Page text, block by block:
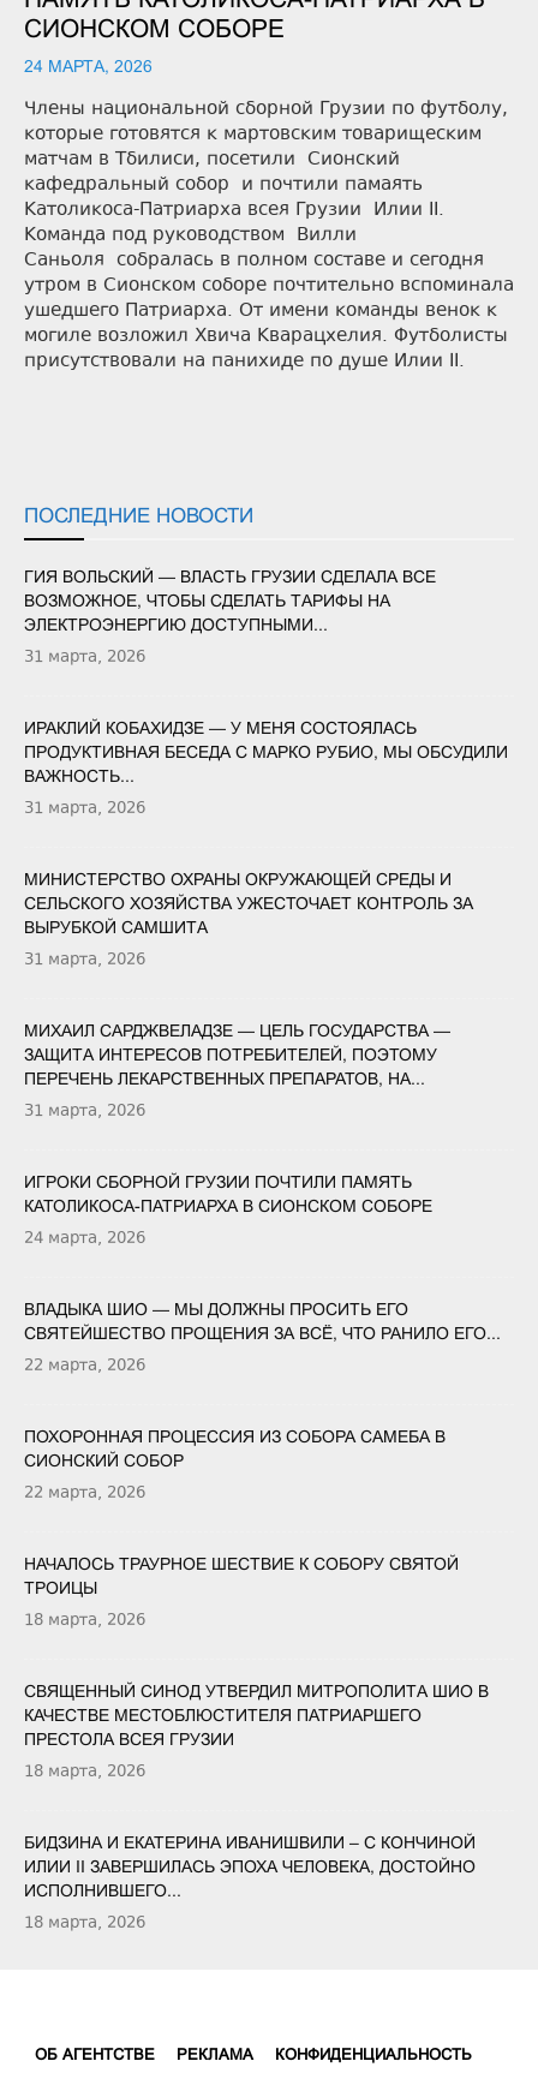
СИОНСКОМ СОБОРЕ
24 МАРТА, 2026
Члены национальной сборной Грузии по футболу,
которые готовятся к мартовским товарищеским
матчам в Тбилиси, посетили Сионский
кафедральный собор и почтили памаять
Католикоса-Патриарха всея Грузии Илии II.
Команда под руководством Вилли
Саньоля собралась в полном составе и сегодня
утром в Сионском соборе почтительно вспоминала
ушедшего Патриарха. От имени команды венок к
могиле возложил Хвича Кварацхелия. Футболисты
присутствовали на панихиде по душе Илии II.
ПОСЛЕДНИЕ НОВОСТИ
ГИЯ ВОЛЬСКИЙ — ВЛАСТЬ ГРУЗИИ СДЕЛАЛА ВСЕ
ВОЗМОЖНОЕ, ЧТОБЫ СДЕЛАТЬ ТАРИФЫ НА
ЭЛЕКТРОЭНЕРГИЮ ДОСТУПНЫМИ...
31 марта, 2026
ИРАКЛИЙ КОБАХИДЗЕ — У МЕНЯ СОСТОЯЛАСЬ
ПРОДУКТИВНАЯ БЕСЕДА С МАРКО РУБИО, МЫ ОБСУДИЛИ
ВАЖНОСТЬ...
31 марта, 2026
МИНИСТЕРСТВО ОХРАНЫ ОКРУЖАЮЩЕЙ СРЕДЫ И
СЕЛЬСКОГО ХОЗЯЙСТВА УЖЕСТОЧАЕТ КОНТРОЛЬ ЗА
ВЫРУБКОЙ САМШИТА
31 марта, 2026
МИХАИЛ САРДЖВЕЛАДЗЕ — ЦЕЛЬ ГОСУДАРСТВА —
ЗАЩИТА ИНТЕРЕСОВ ПОТРЕБИТЕЛЕЙ, ПОЭТОМУ
ПЕРЕЧЕНЬ ЛЕКАРСТВЕННЫХ ПРЕПАРАТОВ, НА...
31 марта, 2026
ИГРОКИ СБОРНОЙ ГРУЗИИ ПОЧТИЛИ ПАМЯТЬ
КАТОЛИКОСА-ПАТРИАРХА В СИОНСКОМ СОБОРЕ
24 марта, 2026
ВЛАДЫКА ШИО — МЫ ДОЛЖНЫ ПРОСИТЬ ЕГО
СВЯТЕЙШЕСТВО ПРОЩЕНИЯ ЗА ВСЁ, ЧТО РАНИЛО ЕГО...
22 марта, 2026
ПОХОРОННАЯ ПРОЦЕССИЯ ИЗ СОБОРА САМЕБА В
СИОНСКИЙ СОБОР
22 марта, 2026
НАЧАЛОСЬ ТРАУРНОЕ ШЕСТВИЕ К СОБОРУ СВЯТОЙ
ТРОИЦЫ
18 марта, 2026
СВЯЩЕННЫЙ СИНОД УТВЕРДИЛ МИТРОПОЛИТА ШИО В
КАЧЕСТВЕ МЕСТОБЛЮСТИТЕЛЯ ПАТРИАРШЕГО
ПРЕСТОЛА ВСЕЯ ГРУЗИИ
18 марта, 2026
БИДЗИНА И ЕКАТЕРИНА ИВАНИШВИЛИ – С КОНЧИНОЙ
ИЛИИ II ЗАВЕРШИЛАСЬ ЭПОХА ЧЕЛОВЕКА, ДОСТОЙНО
ИСПОЛНИВШЕГО...
18 марта, 2026
ОБ АГЕНТСТВЕ РЕКЛАМА КОНФИДЕНЦИАЛЬНОСТЬ